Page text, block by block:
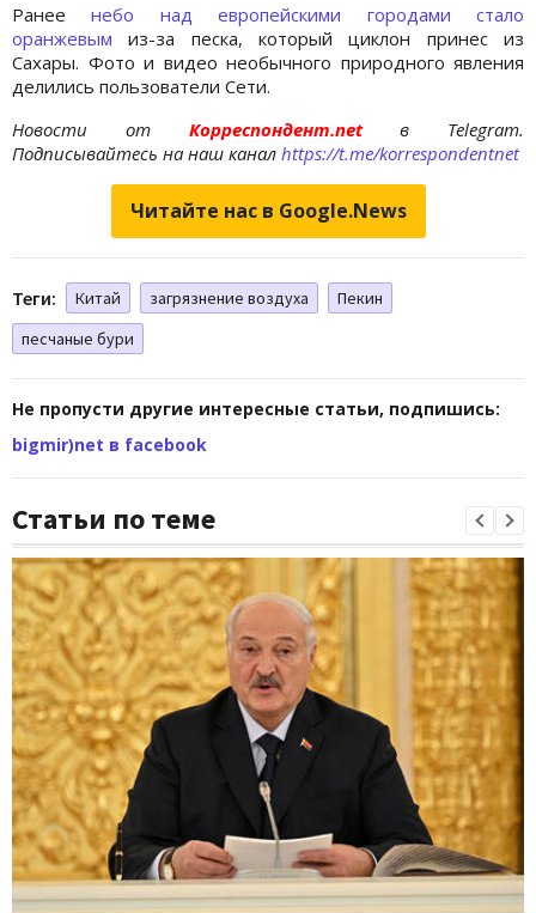
Ранеенебо над европейскими городами стало
оранжевым из-за песка, который циклон принес из
Сахары. Фото и видео необычного природного явления
делились пользователи Сети.
Новости отКорреспондент.netв Telegram.
Подписывайтесь на наш канал https://t.me/korrespondentnet
Читайте нас в Google.News
Теги: Китай загрязнение воздуха
Пекин
песчаные бури
Не пропусти другие интересные статьи, подпишись:
bigmir)net в facebook
Статьи по теме